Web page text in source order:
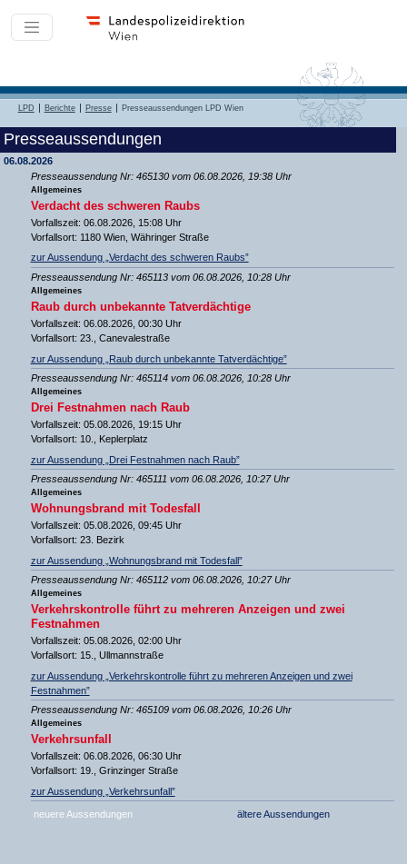
LPD Berichte Presse Presseaussendungen LPD Wien
Presseaussendungen
06.08.2026
Presseaussendung Nr: 465130 vom 06.08.2026, 19:38 Uhr
Allgemeines
Verdacht des schweren Raubs
Vorfallszeit: 06.08.2026, 15:08 Uhr
Vorfallsort: 1180 Wien, Währinger Straße
zur Aussendung „Verdacht des schweren Raubs”
Presseaussendung Nr: 465113 vom 06.08.2026, 10:28 Uhr
Allgemeines
Raub durch unbekannte Tatverdächtige
Vorfallszeit: 06.08.2026, 00:30 Uhr
Vorfallsort: 23., Canevalestraße
zur Aussendung „Raub durch unbekannte Tatverdächtige”
Presseaussendung Nr: 465114 vom 06.08.2026, 10:28 Uhr
Allgemeines
Drei Festnahmen nach Raub
Vorfallszeit: 05.08.2026, 19:15 Uhr
Vorfallsort: 10., Keplerplatz
zur Aussendung „Drei Festnahmen nach Raub”
Presseaussendung Nr: 465111 vom 06.08.2026, 10:27 Uhr
Allgemeines
Wohnungsbrand mit Todesfall
Vorfallszeit: 05.08.2026, 09:45 Uhr
Vorfallsort: 23. Bezirk
zur Aussendung „Wohnungsbrand mit Todesfall”
Presseaussendung Nr: 465112 vom 06.08.2026, 10:27 Uhr
Allgemeines
Verkehrskontrolle führt zu mehreren Anzeigen und zwei
Festnahmen
Vorfallszeit: 05.08.2026, 02:00 Uhr
Vorfallsort: 15., Ullmannstraße
zur Aussendung „Verkehrskontrolle führt zu mehreren Anzeigen und zwei
Festnahmen”
Presseaussendung Nr: 465109 vom 06.08.2026, 10:26 Uhr
Allgemeines
Verkehrsunfall
Vorfallszeit: 06.08.2026, 06:30 Uhr
Vorfallsort: 19., Grinzinger Straße
zur Aussendung „Verkehrsunfall”
neuere Aussendungen ältere Aussendungen